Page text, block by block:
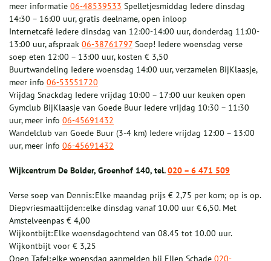
meer informatie 06-48539533 Spelletjesmiddag Iedere dinsdag
14:30 – 16:00 uur, gratis deelname, open inloop
Internetcafé Iedere dinsdag van 12:00-14:00 uur, donderdag 11:00-
13:00 uur, afspraak 06-38761797 Soep! Iedere woensdag verse
soep eten 12:00 – 13:00 uur, kosten € 3,50
Buurtwandeling Iedere woensdag 14:00 uur, verzamelen BijKlaasje,
meer info 06-53551720
Vrijdag Snackdag Iedere vrijdag 10:00 – 17:00 uur keuken open
Gymclub BijKlaasje van Goede Buur Iedere vrijdag 10:30 – 11:30
uur, meer info 06-45691432
Wandelclub van Goede Buur (3-4 km) Iedere vrijdag 12:00 – 13:00
uur, meer info 06-45691432
Wijkcentrum De Bolder, Groenhof 140, tel.020 – 6 471 509
Verse soep van Dennis: Elke maandag prijs € 2,75 per kom; op is op.
Diepvriesmaaltijden: elke dinsdag vanaf 10.00 uur € 6,50. Met
Amstelveenpas € 4,00
Wijkontbijt: Elke woensdagochtend van 08.45 tot 10.00 uur.
Wijkontbijt voor € 3,25
Open Tafel: elke woensdag aanmelden bij Ellen Schade 020-